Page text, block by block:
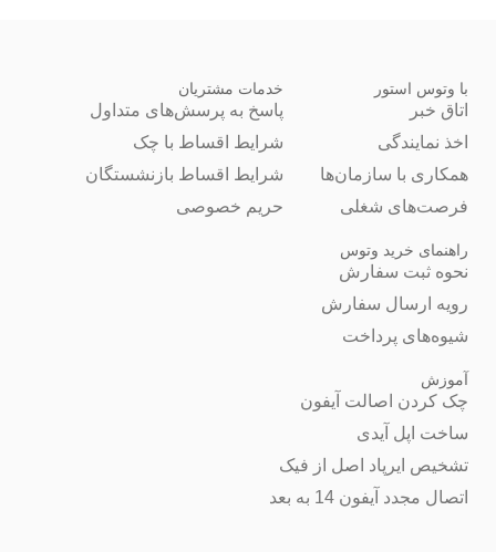
با وتوس استور
اتاق خبر
اخذ نمایندگی
همکاری با سازمان‌ها
فرصت‌های شغلی
خدمات مشتریان
پاسخ به پرسش‌های متداول
شرایط اقساط با چک
شرایط اقساط بازنشستگان
حریم خصوصی
راهنمای خرید وتوس
نحوه ثبت سفارش
رویه ارسال سفارش
شیوه‌های پرداخت
آموزش
چک کردن اصالت آیفون
ساخت اپل آیدی
تشخیص ایرپاد اصل از فیک
اتصال مجدد آیفون 14 به بعد